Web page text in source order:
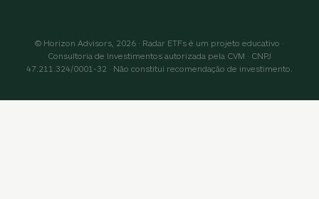
© Horizon Advisors, 2026 · Radar ETFs é um projeto educativo ·
Consultoria de Investimentos autorizada pela CVM · CNPJ
47.211.324/0001-32 · Não constitui recomendação de investimento.